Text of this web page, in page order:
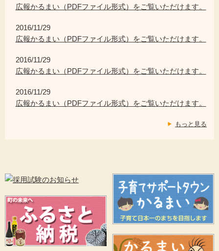
広報かるまい（PDFファイル形式）をご覧いただけます。
2016/11/29
広報かるまい（PDFファイル形式）をご覧いただけます。
2016/11/29
広報かるまい（PDFファイル形式）をご覧いただけます。
2016/11/29
広報かるまい（PDFファイル形式）をご覧いただけます。
もっと見る